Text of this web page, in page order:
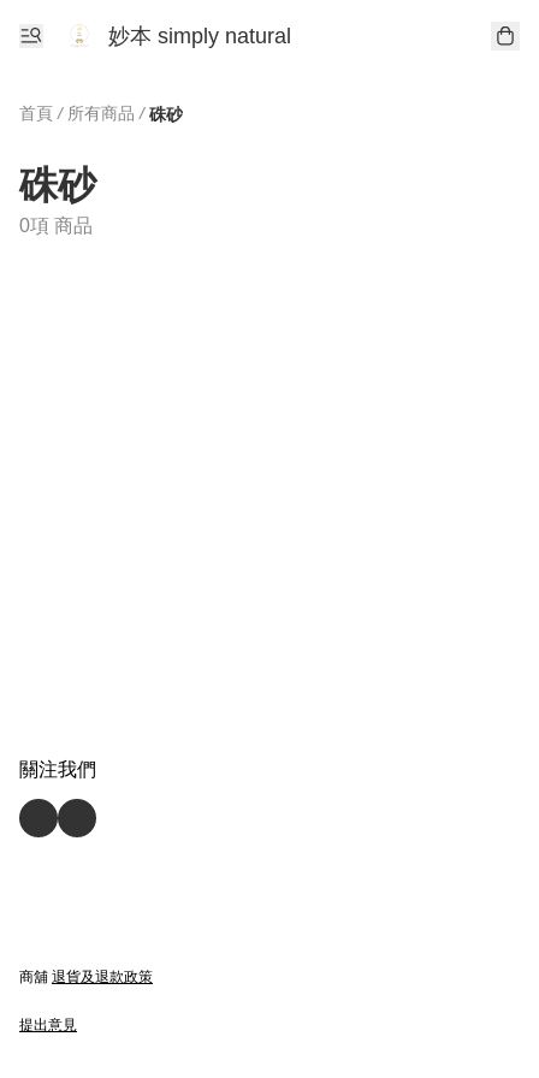
妙本 simply natural
首頁 / 所有商品 / 硃砂
硃砂
0項 商品
關注我們
商舖 退貨及退款政策
提出意見